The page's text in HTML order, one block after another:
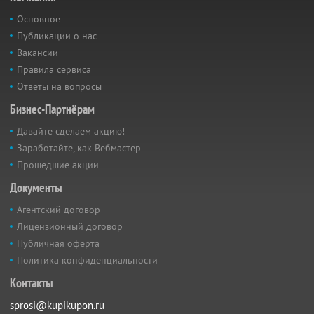
Основное
Публикации о нас
Вакансии
Правила сервиса
Ответы на вопросы
Бизнес-Партнёрам
Давайте сделаем акцию!
Заработайте, как Вебмастер
Прошедшие акции
Документы
Агентский договор
Лицензионный договор
Публичная оферта
Политика конфиденциальности
Контакты
sprosi@kupikupon.ru